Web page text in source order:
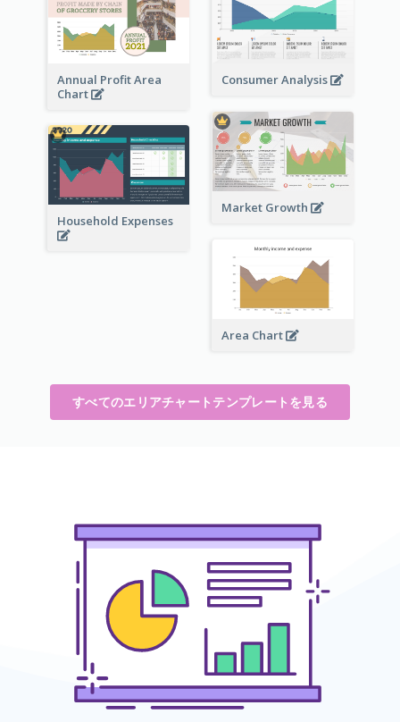
Annual Profit Area
Chart
Consumer Analysis
Market Growth
Household Expenses
Area Chart
すべてのエリアチャートテンプレートを見る